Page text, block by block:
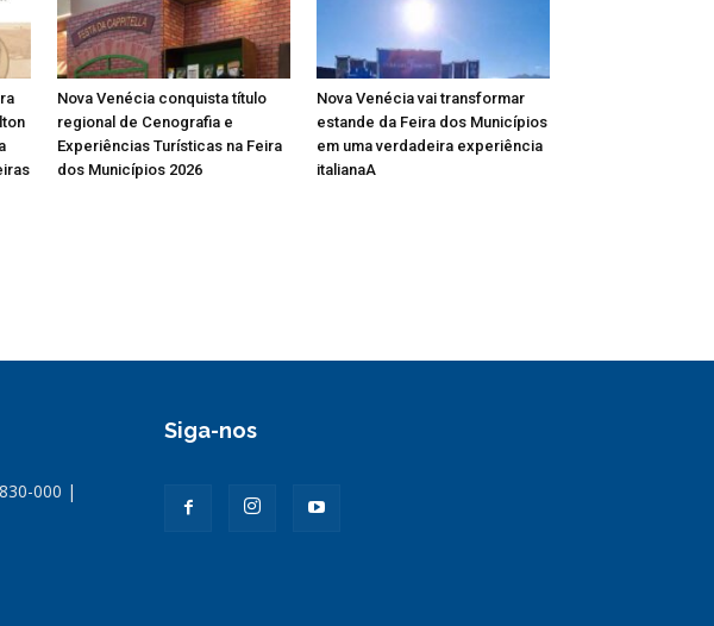
Nova Venécia conquista título
regional de Cenografia e
Experiências Turísticas na Feira
dos Municípios 2026
Nova Venécia vai transformar
estande da Feira dos Municípios
em uma verdadeira experiência
italianaA
000 |
Siga-nos